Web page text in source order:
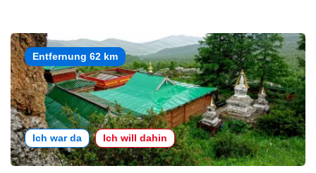
Entfernung 62 km
Ich war da Ich will dahin